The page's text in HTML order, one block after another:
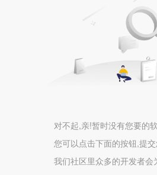
对不起,亲!暂时没有您要的
您可以点击下面的按钮,提
我们社区里众多的开发者会